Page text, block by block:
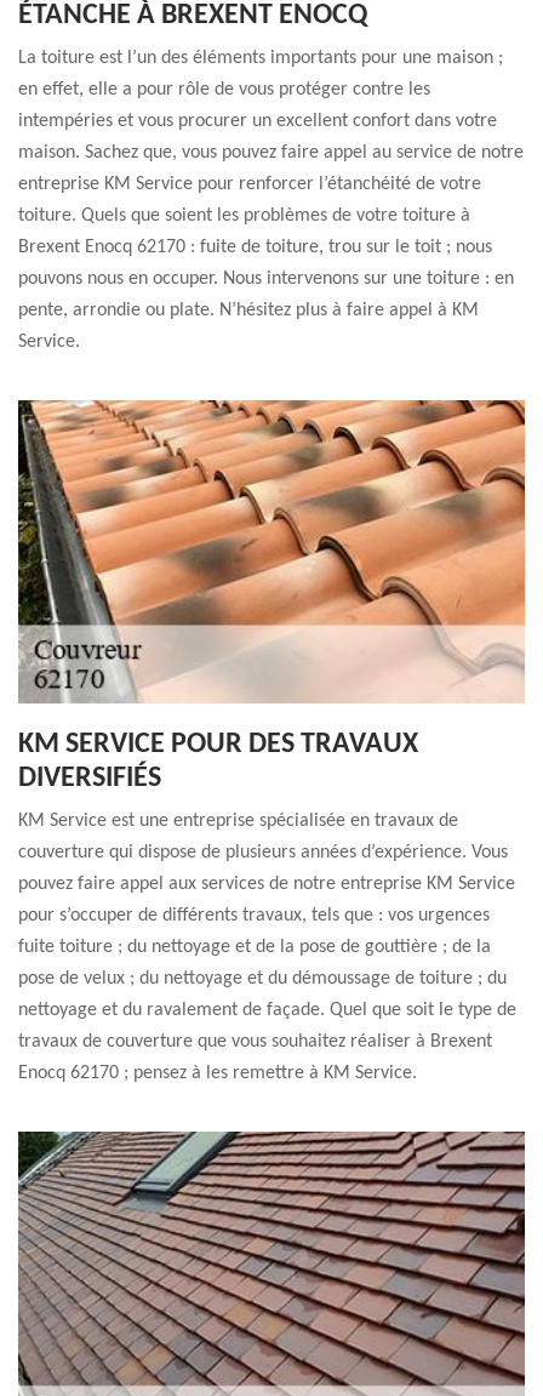
ÉTANCHE À BREXENT ENOCQ
La toiture est l’un des éléments importants pour une maison ;
en effet, elle a pour rôle de vous protéger contre les
intempéries et vous procurer un excellent confort dans votre
maison. Sachez que, vous pouvez faire appel au service de notre
entreprise KM Service pour renforcer l’étanchéité de votre
toiture. Quels que soient les problèmes de votre toiture à
Brexent Enocq 62170 : fuite de toiture, trou sur le toit ; nous
pouvons nous en occuper. Nous intervenons sur une toiture : en
pente, arrondie ou plate. N’hésitez plus à faire appel à KM
Service.
KM SERVICE POUR DES TRAVAUX
DIVERSIFIÉS
KM Service est une entreprise spécialisée en travaux de
couverture qui dispose de plusieurs années d’expérience. Vous
pouvez faire appel aux services de notre entreprise KM Service
pour s’occuper de différents travaux, tels que : vos urgences
fuite toiture ; du nettoyage et de la pose de gouttière ; de la
pose de velux ; du nettoyage et du démoussage de toiture ; du
nettoyage et du ravalement de façade. Quel que soit le type de
travaux de couverture que vous souhaitez réaliser à Brexent
Enocq 62170 ; pensez à les remettre à KM Service.